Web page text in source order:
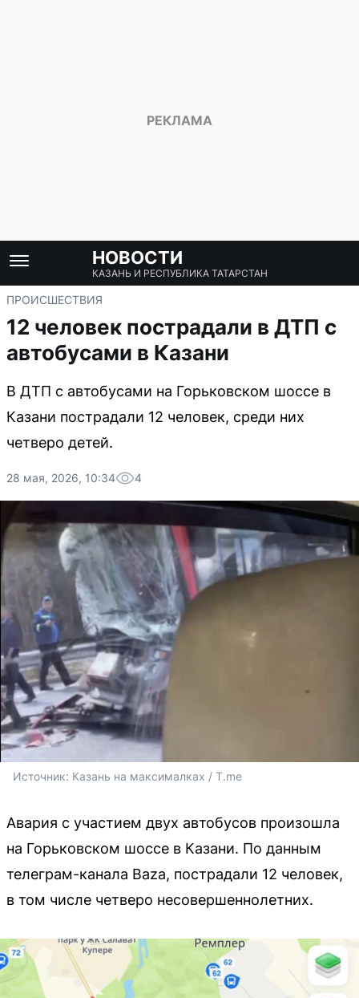
НОВОСТИ
КАЗАНЬ И РЕСПУБЛИКА ТАТАРСТАН
ПРОИСШЕСТВИЯ
12 человек пострадали в ДТП с
автобусами в Казани
В ДТП с автобусами на Горьковском шоссе в
Казани пострадали 12 человек, среди них
четверо детей.
28 мая, 2026, 10:34 4
Источник: Казань на максималках / T.me
Авария с участием двух автобусов произошла
на Горьковском шоссе в Казани. По данным
телеграм-канала Baza, пострадали 12 человек,
в том числе четверо несовершеннолетних.